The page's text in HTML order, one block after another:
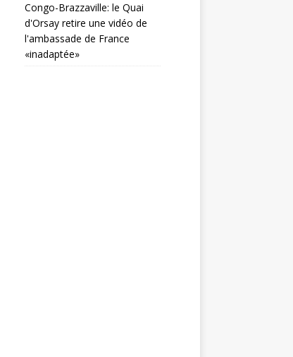
Congo-Brazzaville: le Quai
d'Orsay retire une vidéo de
l'ambassade de France
«inadaptée»